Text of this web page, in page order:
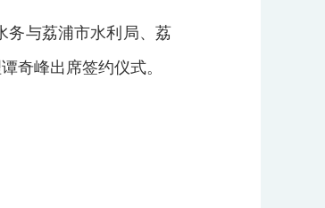
务与荔浦市水利局、荔
奇峰出席签约仪式。